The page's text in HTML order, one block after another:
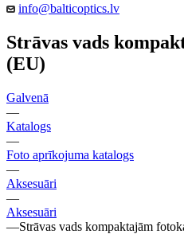
info@balticoptics.lv
Strāvas vads
(EU)
Galvenā
—
Katalogs
—
Foto aprīkojuma katalogs
—
Aksesuāri
—
Aksesuāri
—Strāvas vads kompaktajām